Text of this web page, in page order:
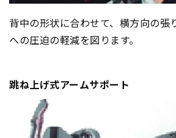
背中の形状に合わせて、横方向の張
への圧迫の軽減を図ります。
跳ね上げ式アームサポート